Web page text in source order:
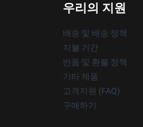
우리의 지원
배송 및 배송 정책
지불 기간
반품 및 환불 정책
기타 제품
고객지원 (FAQ)
구매하기